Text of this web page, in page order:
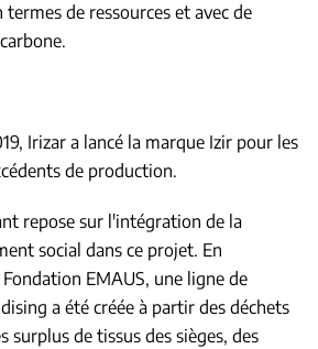
de ressources et avec de
Irizar a lancé la marque Izir pour les
de production.
repose sur l'intégration de la
social dans ce projet. En
EMAUS, une ligne de
a été créée à partir des déchets
surplus de tissus des sièges, des